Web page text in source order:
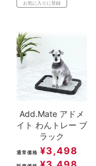
お気に入りに登録
Add.Mate アドメ
イト わんトレー ブ
ラック
通常価格 ¥3,498